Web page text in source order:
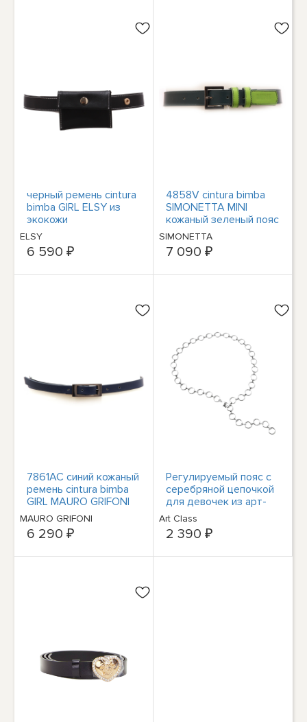
черный ремень cintura
bimba GIRL ELSY из
экокожи
ELSY
6 590 ₽
4858V cintura bimba
SIMONETTA MINI
кожаный зеленый пояс
для девочки и малыша
SIMONETTA
7 090 ₽
7861AC синий кожаный
ремень cintura bimba
GIRL MAURO GRIFONI
MAURO GRIFONI
6 290 ₽
Регулируемый пояс с
серебряной цепочкой
для девочек из арт-
класса с клешней
омара, L/XL
Art Class
2 390 ₽